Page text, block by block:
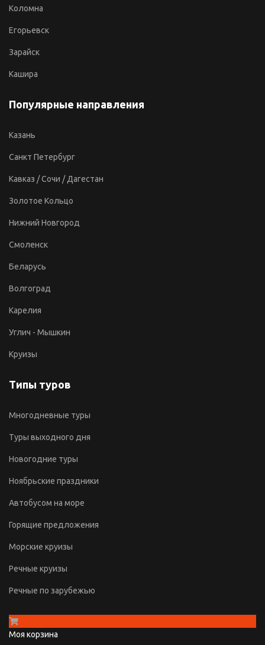
Коломна
Егорьевск
Зарайск
Кашира
Популярные направления
Казань
Санкт Петербург
Кавказ / Сочи / Дагестан
Золотое Кольцо
Нижний Новгород
Смоленск
Беларусь
Волгоград
Карелия
Углич - Мышкин
Круизы
Типы туров
Многодневные туры
Туры выходного дня
Новогодние туры
Ноябрьские праздники
Автобусом на море
Горящие предложения
Морские круизы
Речные круизы
Речные по зарубежью
Моя корзина